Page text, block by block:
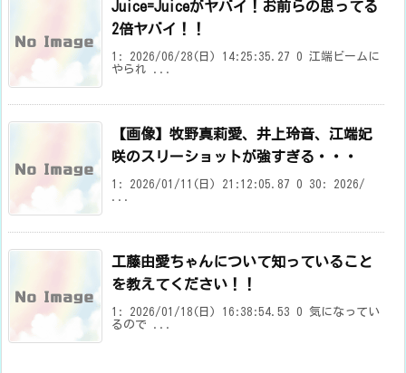
Juice=Juiceがヤバイ！お前らの思ってる
2倍ヤバイ！！
1: 2026/06/28(日) 14:25:35.27 0 江端ビームに
やられ ...
【画像】牧野真莉愛、井上玲音、江端妃
咲のスリーショットが強すぎる・・・
1: 2026/01/11(日) 21:12:05.87 0 30: 2026/
...
工藤由愛ちゃんについて知っていること
を教えてください！！
1: 2026/01/18(日) 16:38:54.53 0 気になってい
るので ...